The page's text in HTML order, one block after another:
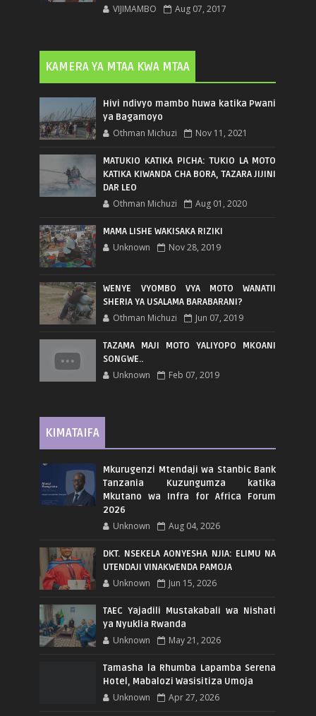
VIJIMAMBO Aug 07, 2017
KAMERA YA MTAA KWA MTAA
Hivi ndivyo mambo huwa katika Pwani
ya Bagamoyo
Othman Michuzi Nov 11, 2021
MATUKIO KATIKA PICHA: TUKIO LA MOTO
KATIKA KIWANDA CHA BORA, TAZARA JIJINI
DAR LEO
Othman Michuzi Aug 01, 2020
MAMA LISHE WAKISAKA RIZIKI
Unknown Nov 28, 2019
WENYE VYOMBO VYA MOTO WANATII
SHERIA YA USALAMA BARABARANI?
Othman Michuzi Jun 07, 2019
TAZAMA MAJI MOTO YALIYOPO MKOANI
SONGWE..
Unknown Feb 07, 2019
KIMATAIFA
Mkurugenzi Mtendaji wa Stanbic Bank
Tanzania Kuzungumza katika
Mkutano wa Infra for Africa Forum
2026
Unknown Aug 04, 2026
DKT. NSEKELA AONYESHA NJIA: ELIMU NA
UTENDAJI VINAKWENDA PAMOJA
Unknown Jun 15, 2026
TAEC Yajadili Mustakabali wa Nishati
ya Nyuklia Rwanda
Unknown May 21, 2026
Tamasha la Rhumba Lapamba Serena
Hotel, Mabalozi Wasisitiza Umoja
Unknown Apr 27, 2026